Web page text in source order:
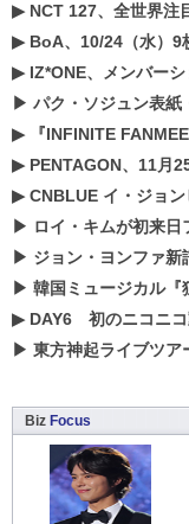
▶ NCT 127、全世界注目の全
▶ BoA、10/24（水）9
▶ IZ*ONE、メンバー
▶ パク・ソジュン表紙・巻
▶
『INFINITE FANMEETING
▶ PENTAGON、11月
▶CNBLUE イ・ジョンヒョン
▶ ロイ・キムが初来日ファン
▶ ジョン・ヨンファ新譜「
▶ 韓国ミュージカル『狂炎ソナタ』、
▶ DAY6 初のニコニコ動画の放送特番!
▶ 東方神起ライブツアー開
Biz Focus